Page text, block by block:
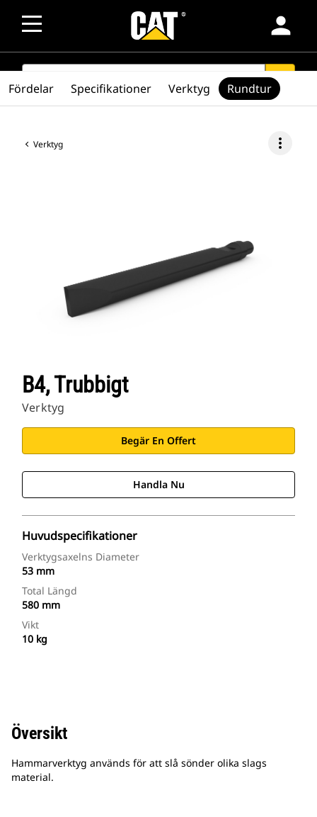
person
SEARCH search
Verktyg more_vert
B4, Trubbigt
Verktyg
Begär En Offert
Handla Nu
Huvudspecifikationer
Verktygsaxelns Diameter
53 mm
Total Längd
580 mm
Vikt
10 kg
Fördelar Specifikationer Verktyg Rundtur
Översikt
Hammarverktyg används för att slå sönder olika slags
material.